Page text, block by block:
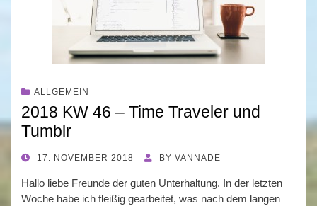
ALLGEMEIN
2018 KW 46 – Time Traveler und
Tumblr
POSTED
17. NOVEMBER 2018 BY VANNADE
Hallo liebe Freunde der guten Unterhaltung. In der letzten
Woche habe ich fleißig gearbeitet, was nach dem langen